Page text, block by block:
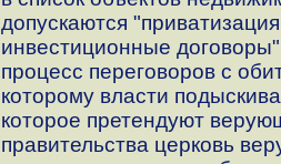
допускаются
инвестиционные
процесс переговоров с
которому власти
которое претендуют
правительства церковь